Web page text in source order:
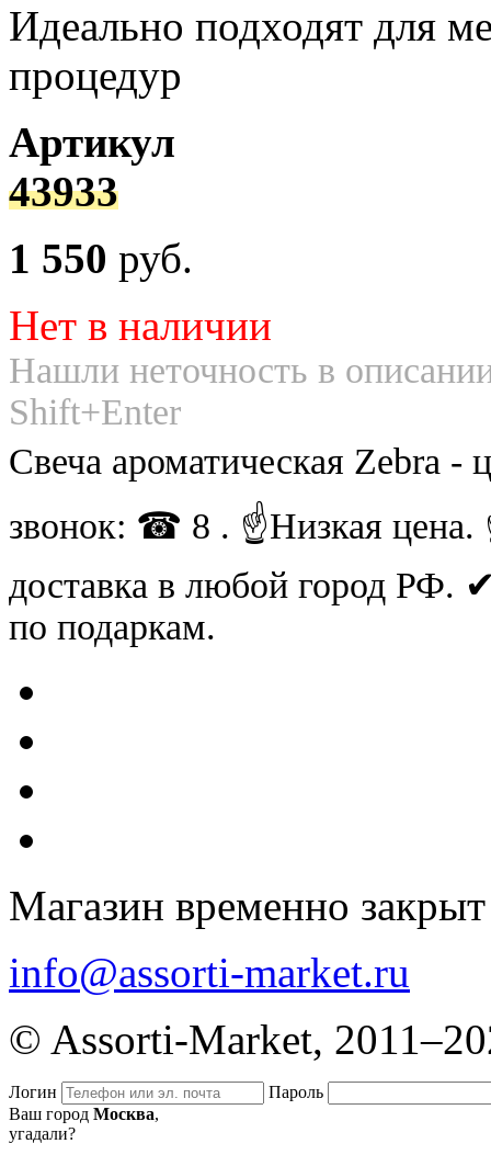
Идеально подходят для
процедур
Артикул
43933
1 550 руб.
Нет в наличии
Нашли неточность в
Shift+Enter
Свеча ароматическая Zebra
звонок: ☎ 8 . ☝Низкая
доставка в любой город
по подаркам.
Магазин временно закрыт
info@assorti-market.ru
© Assorti-Market,
Логин
Пароль
Ваш город Москва,
угадали?